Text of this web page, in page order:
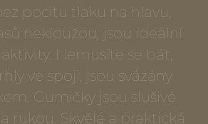
pocitu tlaku na hlavu,
nekloužou, jsou ideální
Nemusíte se bát,
ve spoji, jsou svázány
Gumičky jsou slušivé
rukou. Skvělá a praktická